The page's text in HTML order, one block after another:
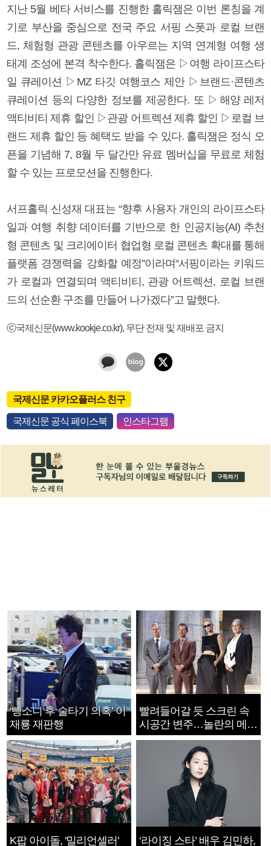
지난 5월 베타 서비스를 진행한 홀릭잼은 이번 론칭을 계
기로 부산을 중심으로 전국 주요 서핑 스폿과 로컬 브랜
드, 체험형 관광 콘텐츠를 아우르는 지역 연계형 여행 생
태계 조성에 본격 착수한다. 홀릭잼은 ▷여행 라이프스타
일 큐레이션 ▷MZ 타깃 여행코스 제안 ▷브랜드·콘텐츠
큐레이션 등의 다양한 정보를 제공한다. 또 ▷해양 레저
액티비티 제휴 할인 ▷관광 어트렉션 제휴 할인 ▷로컬 브
랜드 제휴 할인 등 혜택도 받을 수 있다. 홀릭잼은 정식 오
픈을 기념해 7, 8월 두 달간만 유료 멤버십을 무료로 체험
할 수 있는 프로모션을 진행한다.
서프홀릭 신성재 대표는 “향후 사용자 개인의 라이프스타
일과 여행 취향 데이터를 기반으로 한 인공지능(AI) 추천
형 콘텐츠 및 크리에이터 협업형 로컬 콘텐츠 확대를 통해
플랫폼 경쟁력을 강화할 예정”이라며“서핑이라는 키워드
가 로컬과 연결되며 액티비티, 관광 어트렉션, 로컬 브랜
드의 선순환 구조를 만들어 나가겠다”고 말했다.
ⓒ국제신문(www.kookje.co.kr), 무단 전재 및 재배포 금지
국제신문 카카오플러스 친구
국제신문 공식 페이스북 인스타그램
‘뺑소니 후 술타기 의혹’ 이
재룡 재판행
빨려들어갈 듯 스크린 속
시공간 변주…놀란의 메시
지는 ‘전쟁 속죄’
K팝 아이돌, '밀리언셀러' ‘라이징 스타’ 배우 김민하,